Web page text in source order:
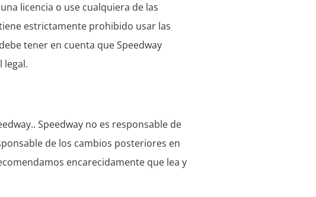
licencia o use cualquiera de las
estrictamente prohibido usar las
tener en cuenta que Speedway
legal.
Speedway no es responsable de
de los cambios posteriores en
encarecidamente que lea y